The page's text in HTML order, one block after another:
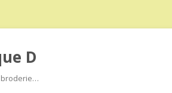
D
broderie…